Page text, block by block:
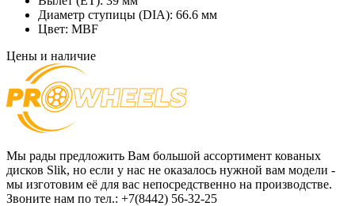
Диаметр ступицы (DIA): 66.6 мм
Цвет: MBF
Цены и наличие
Мы рады предложить Вам большой ассортимент кованых
дисков Slik, но если у нас не оказалось нужной вам модели -
мы изготовим её для вас непосредственно на производстве.
Звоните нам по тел.: +7(8442) 56-32-25